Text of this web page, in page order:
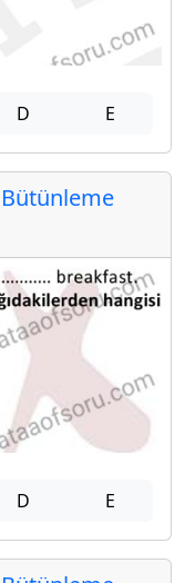
D E
D E